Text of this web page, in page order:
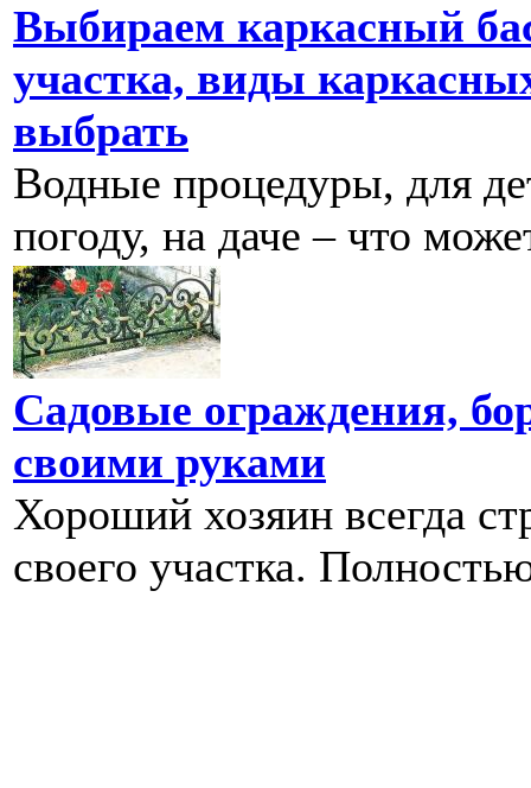
Выбираем каркасный
участка, виды
выбрать
Водные процедуры, для
погоду, на даче – что
Садовые ограждения,
своими руками
Хороший хозяин всегда
своего участка.